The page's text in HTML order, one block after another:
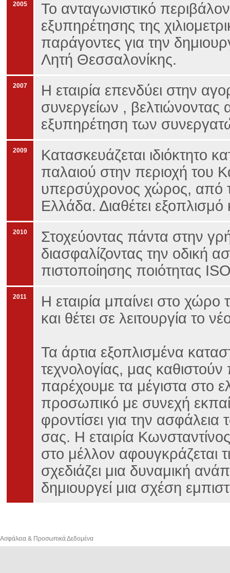
2005
Το ανταγωνιστικό
εξυπηρέτησης της
παράγοντες για την
Λητή Θεσσαλονίκης.
2007
Η εταιρία επενδύει στην
συνεργείων ,
εξυπηρέτηση των
2009
Κατασκευάζεται ιδιόκτητο
παλαιού στην περιοχή του
υπερσύχρονος χώρος, από
Ελλάδα. Διαθέτει
2010
Στοχεύοντας πάντα στην
διασφαλίζοντας την οδική
πιστοποίησης ποιότητας
2011
Η εταιρία μπαίνει στο
και θέτει σε λειτουργία το
Τα άρτια εξοπλισμένα
τεχνολογίας, μας καθιστούν
παρέχουμε τα μέγιστα στο
προσωπικό με συνεχή
φροντίσει για την ασφάλεια
σας. Η εταιρία
στο μέλλον αφουγκράζεται
σχεδιάζει μια δυναμική
δημιουργεί μια σχέση
Ασφάλεια & Προσωπικά Δεδομένα